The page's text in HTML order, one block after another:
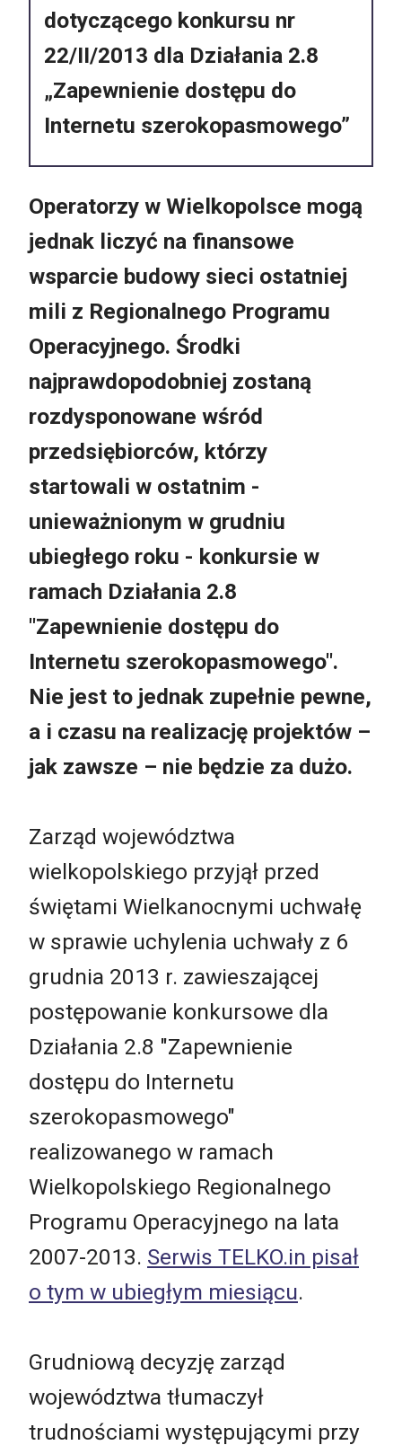
dotyczącego konkursu nr
22/II/2013 dla Działania 2.8
„Zapewnienie dostępu do
Internetu szerokopasmowego”
Operatorzy w Wielkopolsce mogą
jednak liczyć na finansowe
wsparcie budowy sieci ostatniej
mili z Regionalnego Programu
Operacyjnego. Środki
najprawdopodobniej zostaną
rozdysponowane wśród
przedsiębiorców, którzy
startowali w ostatnim -
unieważnionym w grudniu
ubiegłego roku - konkursie w
ramach Działania 2.8
"Zapewnienie dostępu do
Internetu szerokopasmowego".
Nie jest to jednak zupełnie pewne,
a i czasu na realizację projektów –
jak zawsze – nie będzie za dużo.
Zarząd województwa
wielkopolskiego przyjął przed
świętami Wielkanocnymi uchwałę
w sprawie uchylenia uchwały z 6
grudnia 2013 r. zawieszającej
postępowanie konkursowe dla
Działania 2.8 "Zapewnienie
dostępu do Internetu
szerokopasmowego"
realizowanego w ramach
Wielkopolskiego Regionalnego
Programu Operacyjnego na lata
2007-2013. Serwis TELKO.in pisał
o tym w ubiegłym miesiącu.
Grudniową decyzję zarząd
województwa tłumaczył
trudnościami występującymi przy